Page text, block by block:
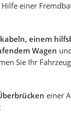
einer
einem
Wagen
Sie Ihr
einer